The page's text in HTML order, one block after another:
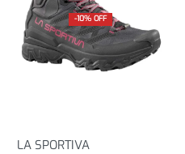
-10% OFF
LA SPORTIVA